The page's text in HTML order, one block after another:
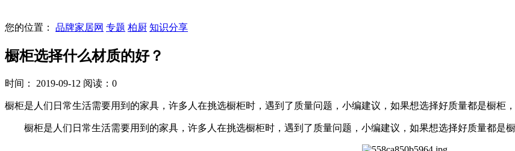
您的位置： 品牌家居网 专题 柏厨 知识分享
橱柜选择什么材质的好？
时间： 2019-09-12 阅读：0
橱柜是人们日常生活需要用到的家具，许多人在挑选橱柜时，遇到了质量问题，小编建议，如果想选择好质量都是橱柜，
橱柜是人们日常生活需要用到的家具，许多人在挑选橱柜时，遇到了质量问题，小编建议，如果想选择好质量都是橱